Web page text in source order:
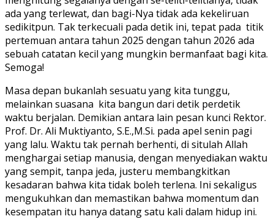
ada yang terlewat, dan bagi-Nya tidak ada kekeliruan
sedikitpun. Tak terkecuali pada detik ini, tepat pada titik
pertemuan antara tahun 2025 dengan tahun 2026 ada
sebuah catatan kecil yang mungkin bermanfaat bagi kita.
Semoga!
Masa depan bukanlah sesuatu yang kita tunggu,
melainkan suasana kita bangun dari detik perdetik
waktu berjalan. Demikian antara lain pesan kunci Rektor.
Prof. Dr. Ali Muktiyanto, S.E.,M.Si. pada apel senin pagi
yang lalu. Waktu tak pernah berhenti, di situlah Allah
menghargai setiap manusia, dengan menyediakan waktu
yang sempit, tanpa jeda, justeru membangkitkan
kesadaran bahwa kita tidak boleh terlena. Ini sekaligus
mengukuhkan dan memastikan bahwa momentum dan
kesempatan itu hanya datang satu kali dalam hidup ini.